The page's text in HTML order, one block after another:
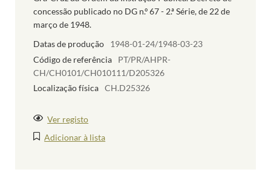
concessão publicado no DG n.º 67 - 2.ª Série, de 22 de
março de 1948.
Datas de produção
1948-01-24/1948-03-23
Código de referência
PT/PR/AHPR-
CH/CH0101/CH010111/D205326
Localização física CH.D25326
Ver registo
Adicionar à lista